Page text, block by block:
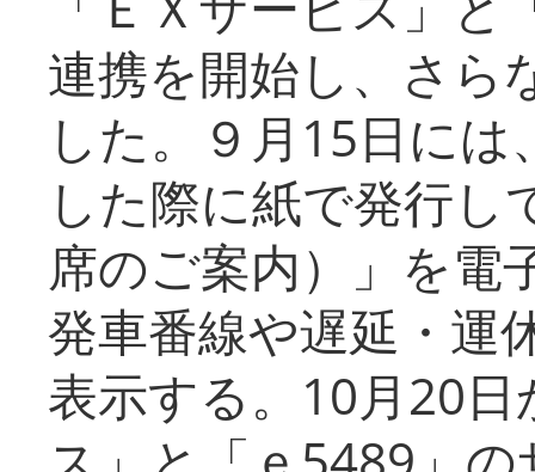
連携を開始し、さら
した。９月15日に
した際に紙で発行し
席のご案内）」を電
発車番線や遅延・運
表示する。10月20